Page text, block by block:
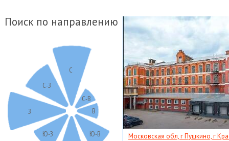
Поиск по направлению
С
С-В
В
Ю-В
Ю-З
З
С-З
Московская обл, г Пушкино, г